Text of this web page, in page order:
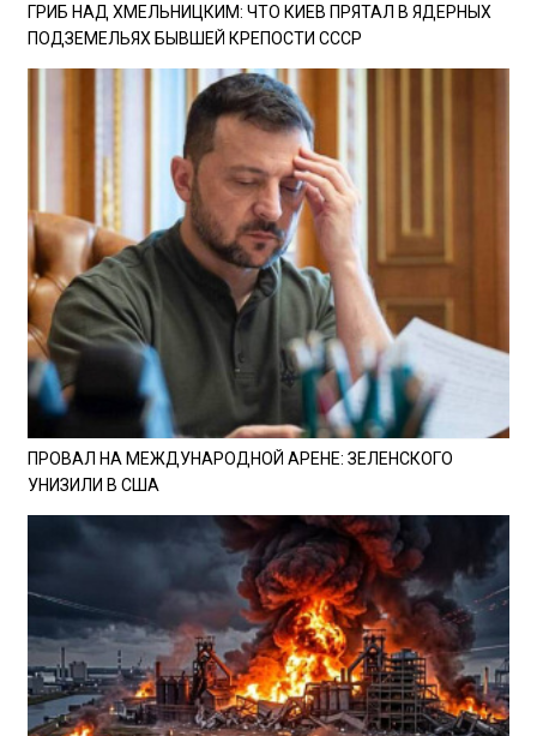
ГРИБ НАД ХМЕЛЬНИЦКИМ: ЧТО КИЕВ ПРЯТАЛ В ЯДЕРНЫХ
ПОДЗЕМЕЛЬЯХ БЫВШЕЙ КРЕПОСТИ СССР
ПРОВАЛ НА МЕЖДУНАРОДНОЙ АРЕНЕ: ЗЕЛЕНСКОГО
УНИЗИЛИ В США